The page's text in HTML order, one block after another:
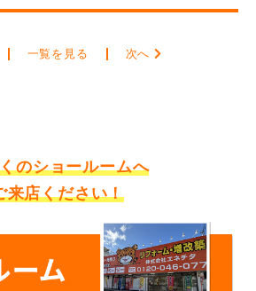
一覧を見る 次へ
のショールームへ
来店ください！